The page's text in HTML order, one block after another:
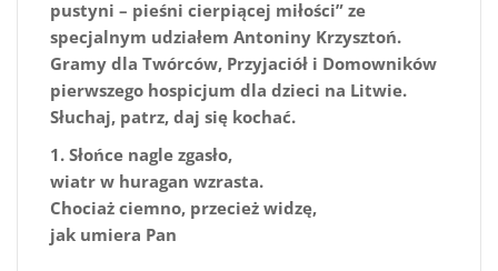
pustyni – pieśni cierpiącej miłości” ze
specjalnym udziałem Antoniny Krzysztoń.
Gramy dla Twórców, Przyjaciół i Domowników
pierwszego hospicjum dla dzieci na Litwie.
Słuchaj, patrz, daj się kochać.
1. Słońce nagle zgasło,
wiatr w huragan wzrasta.
Chociaż ciemno, przecież widzę,
jak umiera Pan